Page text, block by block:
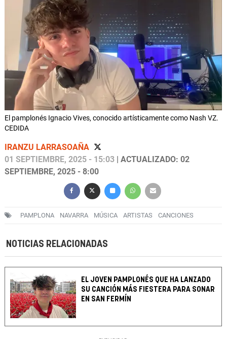
El pamplonés Ignacio Vives, conocido artísticamente como Nash VZ.
CEDIDA
IRANZU LARRASOAÑA
01 SEPTIEMBRE, 2025 - 15:03 | ACTUALIZADO: 02
SEPTIEMBRE, 2025 - 8:00
PAMPLONA NAVARRA MÚSICA ARTISTAS CANCIONES
NOTICIAS RELACIONADAS
EL JOVEN PAMPLONÉS QUE HA LANZADO
SU CANCIÓN MÁS FIESTERA PARA SONAR
EN SAN FERMÍN